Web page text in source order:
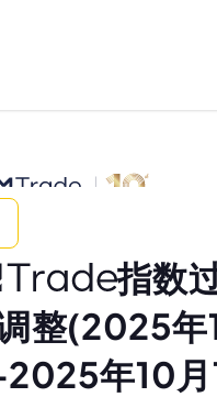
指数
整(2025年
年10月